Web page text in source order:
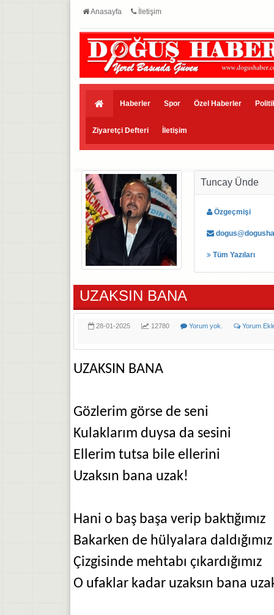
Anasayfa İletişim
Haberler Spor Özel Haberler
Ziyaretçi Defteri İletişim
Tuncay Ünde
Özgeçmişi
Tüm Yazıları
UZAKSIN BANA
28-01-2025 12780 Yorum yok. Yorum
UZAKSIN BANA
Gözlerim görse de seni
Kulaklarım duysa da sesini
Ellerim tutsa bile ellerini
Uzaksın bana uzak!
Hani o baş başa verip baktığımız
Bakarken de hülyalara daldığımız
Çizgisinde mehtabı çıkardığımız
O ufaklar kadar uzaksın bana